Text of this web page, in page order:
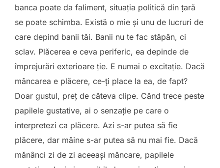
banca poate da faliment, situația politică din țară
se poate schimba. Există o mie și unu de lucruri de
care depind banii tăi. Banii nu te fac stăpân, ci
sclav. Plăcerea e ceva periferic, ea depinde de
împrejurări exterioare ție. E numai o excitație. Dacă
mâncarea e plăcere, ce-ți place la ea, de fapt?
Doar gustul, preț de câteva clipe. Când trece peste
papilele gustative, ai o senzație pe care o
interpretezi ca plăcere. Azi s-ar putea să fie
plăcere, dar mâine s-ar putea să nu mai fie. Dacă
mănânci zi de zi aceeași mâncare, papilele